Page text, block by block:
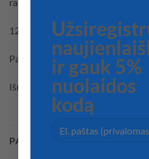
ir gauk 5%
nuolaidos
kodą
12/24V
Pastovi įtampa 15A
Išmatavimai 90x50mm
PANAŠŪS PRODUKTAI